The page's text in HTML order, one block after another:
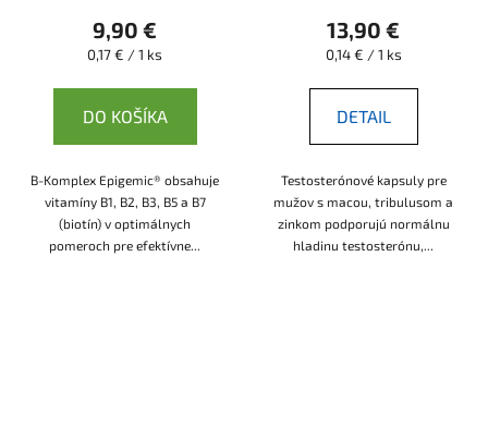
9,90 €
Jednotková
0,17 € / 1 ks
DO KOŠÍKA
B-Komplex Epigemic® obsahuje
vitamíny B1, B2, B3, B5 a B7
(biotín) v optimálnych
pomeroch pre efektívne...
13,90 €
Jednotková
0,14 € / 1 ks
DETAIL
Testosterónové kapsuly pre
mužov s macou, tribulusom a
zinkom podporujú normálnu
hladinu testosterónu,...